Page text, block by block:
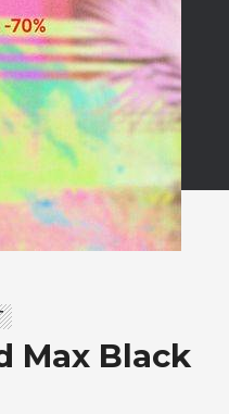
Max Black